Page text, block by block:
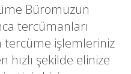
Büromuzun
tercümanları
işlemleriniz
hızlı şekilde elinize